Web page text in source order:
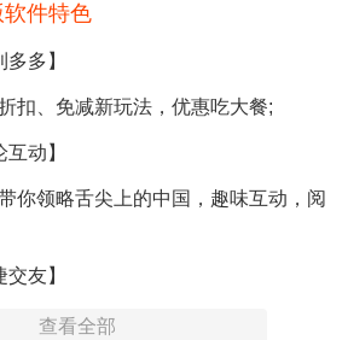
件特色
多】
扣、免减新玩法，优惠吃大餐;
动】
你领略舌尖上的中国，趣味互动，阅
友】
这里轻松拼餐不再愁，如果还不够，轻
查看全部